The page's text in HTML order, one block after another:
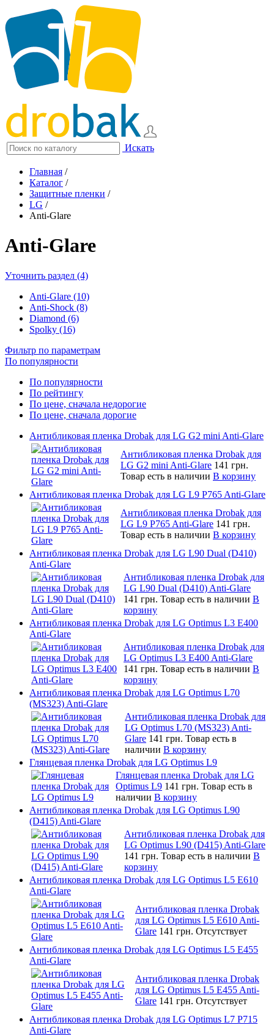
Искать
Главная /
Каталог /
Защитные пленки /
LG /
Anti-Glare
Anti-Glare
Уточнить раздел (4)
Anti-Glare (10)
Anti-Shock (8)
Diamond (6)
Spolky (16)
Фильтр по параметрам
По популярности
По популярности
По рейтингу
По цене, сначала недорогие
По цене, сначала дорогие
Антибликовая пленка Drobak для LG G2 mini Anti-Glare
Антибликовая пленка Drobak для
LG G2 mini Anti-Glare 141 грн.
Товар есть в наличии В корзину
Антибликовая пленка Drobak для LG L9 P765 Anti-Glare
Антибликовая пленка Drobak для
LG L9 P765 Anti-Glare 141 грн.
Товар есть в наличии В корзину
Антибликовая пленка Drobak для LG L90 Dual (D410)
Anti-Glare
Антибликовая пленка Drobak для
LG L90 Dual (D410) Anti-Glare
141 грн. Товар есть в наличии В
корзину
Антибликовая пленка Drobak для LG Optimus L3 E400
Anti-Glare
Антибликовая пленка Drobak для
LG Optimus L3 E400 Anti-Glare
141 грн. Товар есть в наличии В
корзину
Антибликовая пленка Drobak для LG Optimus L70
(MS323) Anti-Glare
Антибликовая пленка Drobak для
LG Optimus L70 (MS323) Anti-
Glare 141 грн. Товар есть в
наличии В корзину
Глянцевая пленка Drobak для LG Optimus L9
Глянцевая пленка Drobak для LG
Optimus L9 141 грн. Товар есть в
наличии В корзину
Антибликовая пленка Drobak для LG Optimus L90
(D415) Anti-Glare
Антибликовая пленка Drobak для
LG Optimus L90 (D415) Anti-Glare
141 грн. Товар есть в наличии В
корзину
Антибликовая пленка Drobak для LG Optimus L5 E610
Anti-Glare
Антибликовая пленка Drobak
для LG Optimus L5 E610 Anti-
Glare 141 грн. Отсутствует
Антибликовая пленка Drobak для LG Optimus L5 E455
Anti-Glare
Антибликовая пленка Drobak
для LG Optimus L5 E455 Anti-
Glare 141 грн. Отсутствует
Антибликовая пленка Drobak для LG Optimus L7 P715
Anti-Glare